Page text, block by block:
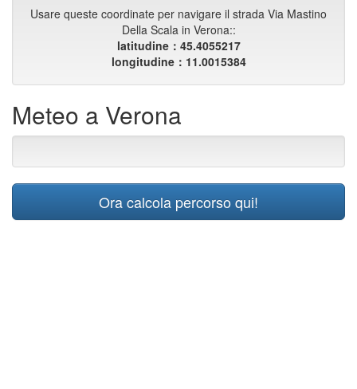
Usare queste coordinate per navigare il strada Via Mastino
Della Scala in Verona::
latitudine：45.4055217
longitudine：11.0015384
Meteo a Verona
Ora calcola percorso qui!